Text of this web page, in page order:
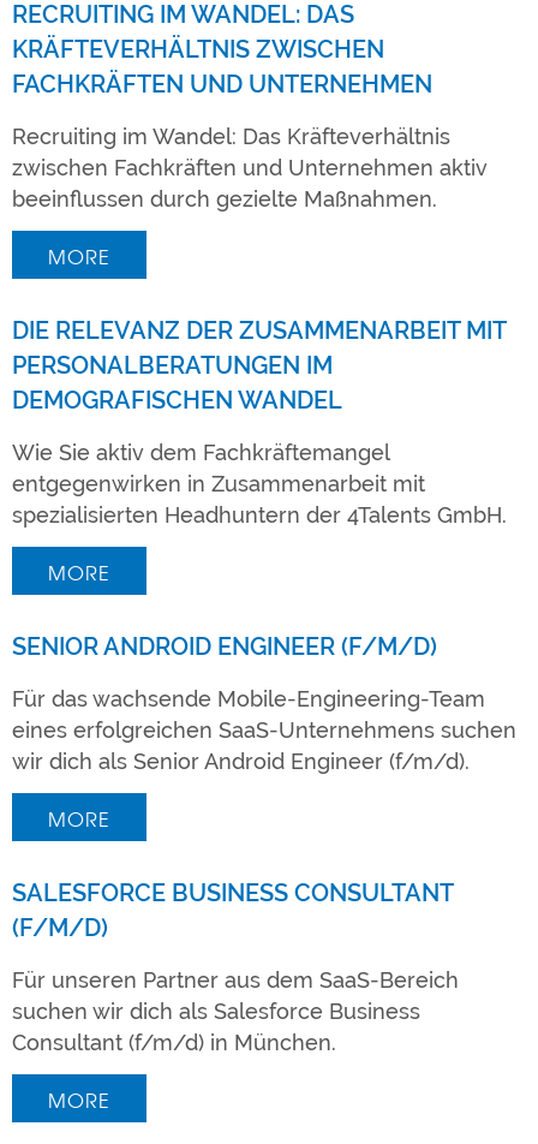
RECRUITING IM WANDEL: DAS
KRÄFTEVERHÄLTNIS ZWISCHEN
FACHKRÄFTEN UND UNTERNEHMEN
Recruiting im Wandel: Das Kräfteverhältnis
zwischen Fachkräften und Unternehmen aktiv
beeinflussen durch gezielte Maßnahmen.
MORE
DIE RELEVANZ DER ZUSAMMENARBEIT MIT
PERSONALBERATUNGEN IM
DEMOGRAFISCHEN WANDEL
Wie Sie aktiv dem Fachkräftemangel
entgegenwirken in Zusammenarbeit mit
spezialisierten Headhuntern der 4Talents GmbH.
MORE
SENIOR ANDROID ENGINEER (F/M/D)
Für das wachsende Mobile-Engineering-Team
eines erfolgreichen SaaS-Unternehmens suchen
wir dich als Senior Android Engineer (f/m/d).
MORE
SALESFORCE BUSINESS CONSULTANT
(F/M/D)
Für unseren Partner aus dem SaaS-Bereich
suchen wir dich als Salesforce Business
Consultant (f/m/d) in München.
MORE